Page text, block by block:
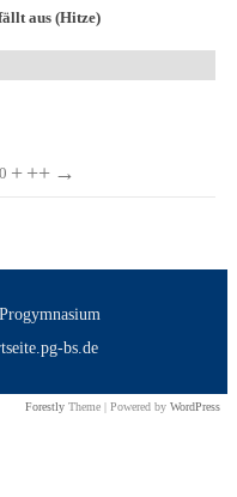
aus (Hitze)
+ ++ →
bs.de
Forestly Theme | Powered by WordPress